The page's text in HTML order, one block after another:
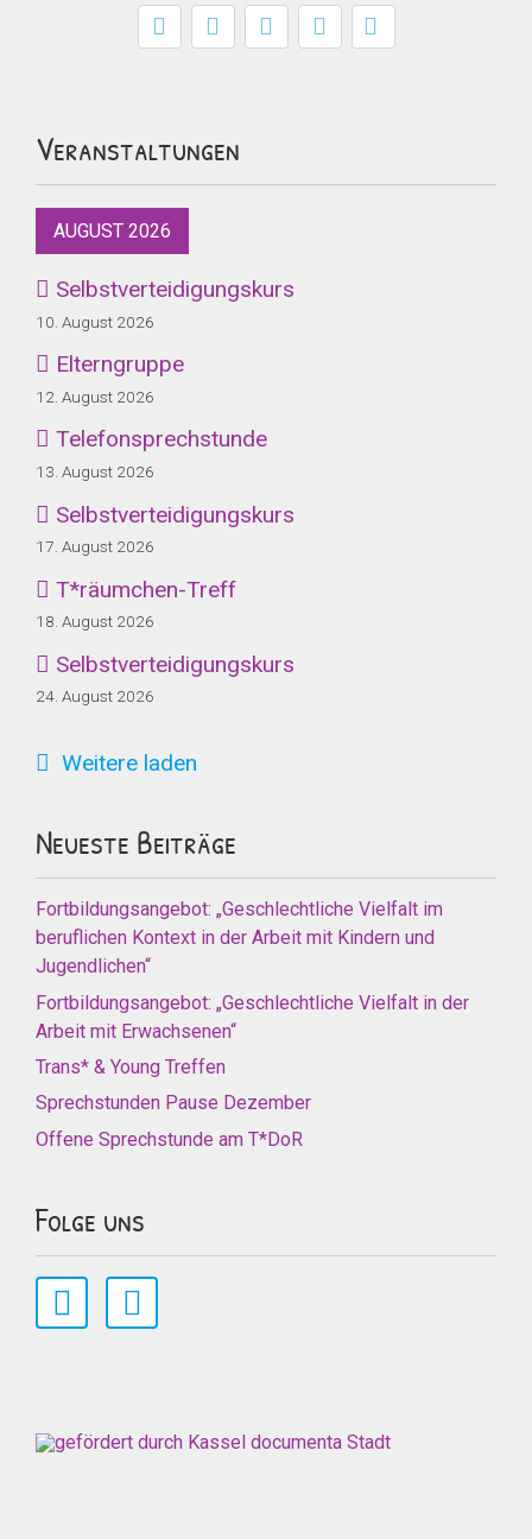
Veranstaltungen
AUGUST 2026
Selbstverteidigungskurs
10. August 2026
Elterngruppe
12. August 2026
Telefonsprechstunde
13. August 2026
Selbstverteidigungskurs
17. August 2026
T*räumchen-Treff
18. August 2026
Selbstverteidigungskurs
24. August 2026
Weitere laden
Neueste Beiträge
Fortbildungsangebot: „Geschlechtliche Vielfalt im
beruflichen Kontext in der Arbeit mit Kindern und
Jugendlichen“
Fortbildungsangebot: „Geschlechtliche Vielfalt in der
Arbeit mit Erwachsenen“
Trans* & Young Treffen
Sprechstunden Pause Dezember
Offene Sprechstunde am T*DoR
Folge uns